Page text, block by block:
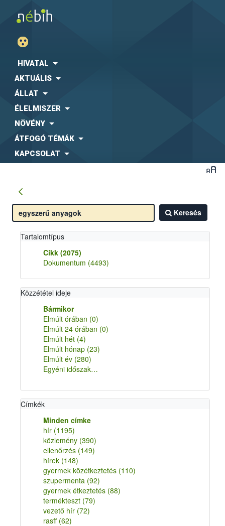
HIVATAL
AKTUÁLIS
ÁLLAT
ÉLELMISZER
NÖVÉNY
ÁTFOGÓ TÉMÁK
KAPCSOLAT
Keresés
Tartalomtípus
Cikk (2075)
Dokumentum (4493)
Közzététel ideje
Bármikor
Elmúlt órában (0)
Elmúlt 24 órában (0)
Elmúlt hét (4)
Elmúlt hónap (23)
Elmúlt év (280)
Egyéni időszak…
Címkék
Minden címke
hír (1195)
közlemény (390)
ellenőrzés (149)
hírek (148)
gyermek közétkeztetés (110)
szupermenta (92)
gyermek étkeztetés (88)
termékteszt (79)
vezető hír (72)
rasff (62)